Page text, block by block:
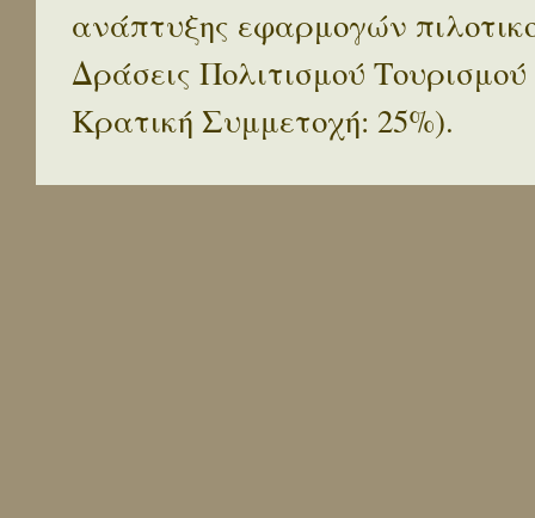
ανάπτυξης εφαρμογών
Δράσεις Πολιτισμού
Κρατική Συμμετοχή: 25%).